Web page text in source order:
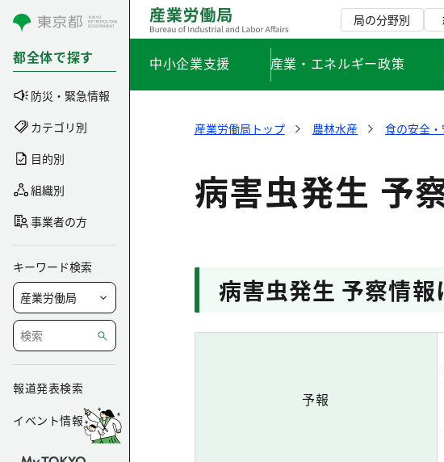
コンテンツにスキップ
都全体で探す
防災・緊急情報
カテゴリ別
目的別
組織別
事業者の方
キーワード検索
報道発表検索
イベント情報
局の分野別
中小企業支援 産業・エネルギー政策
産業労働局トップ 農林水産 食の安全
病害虫発生 予
病害虫発生 予察情
予報